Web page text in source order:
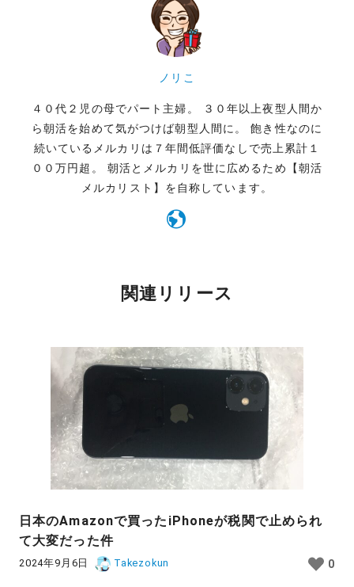
ノリこ
４０代２児の母でパート主婦。 ３０年以上夜型人間か
ら朝活を始めて気がつけば朝型人間に。 飽き性なのに
続いているメルカリは７年間低評価なしで売上累計１
００万円超。 朝活とメルカリを世に広めるため【朝活
メルカリスト】を自称しています。
関連リリース
日本のAmazonで買ったiPhoneが税関で止められ
て大変だった件
2024年9月6日 Takezokun 0